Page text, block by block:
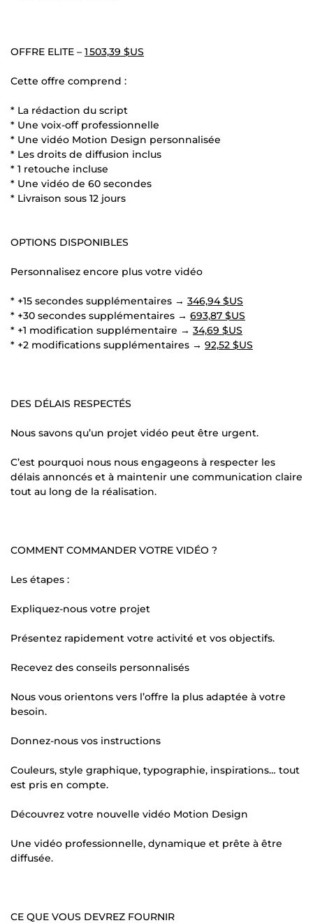
OFFRE ELITE – 1 503,39 $US
Cette offre comprend :
* La rédaction du script
* Une voix-off professionnelle
* Une vidéo Motion Design personnalisée
* Les droits de diffusion inclus
* 1 retouche incluse
* Une vidéo de 60 secondes
* Livraison sous 12 jours
OPTIONS DISPONIBLES
Personnalisez encore plus votre vidéo
* +15 secondes supplémentaires → 346,94 $US
* +30 secondes supplémentaires → 693,87 $US
* +1 modification supplémentaire → 34,69 $US
* +2 modifications supplémentaires → 92,52 $US
DES DÉLAIS RESPECTÉS
Nous savons qu’un projet vidéo peut être urgent.
C’est pourquoi nous nous engageons à respecter les
délais annoncés et à maintenir une communication claire
tout au long de la réalisation.
COMMENT COMMANDER VOTRE VIDÉO ?
Les étapes :
Expliquez-nous votre projet
Présentez rapidement votre activité et vos objectifs.
Recevez des conseils personnalisés
Nous vous orientons vers l’offre la plus adaptée à votre
besoin.
Donnez-nous vos instructions
Couleurs, style graphique, typographie, inspirations… tout
est pris en compte.
Découvrez votre nouvelle vidéo Motion Design
Une vidéo professionnelle, dynamique et prête à être
diffusée.
CE QUE VOUS DEVREZ FOURNIR